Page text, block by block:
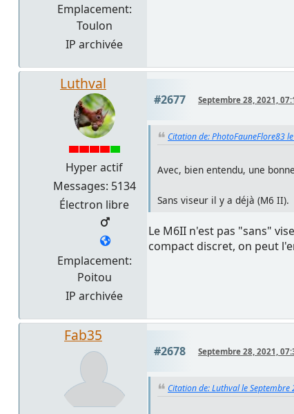
Emplacement:
Toulon
IP archivée
Luthval
Hyper actif
Messages: 5134
Électron libre
Emplacement:
Poitou
IP archivée
#2677 Septembre 28, 2021,
Citation de: PhotoFauneFlore83
Avec, bien entendu, une
Sans viseur il y a déjà (M6 II).
Le M6II n'est pas "sans"
compact discret, on peut
Fab35
#2678 Septembre 28, 2021,
Citation de: Luthval le